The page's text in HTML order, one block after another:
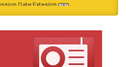
காலாண்டு ஆய்விதழ் - 2026